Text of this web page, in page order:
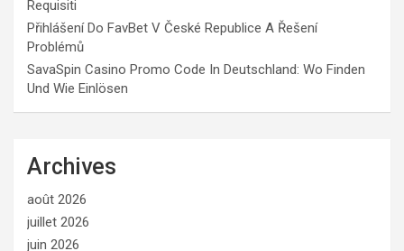
Requisiti
Přihlášení Do FavBet V České Republice A Řešení
Problémů
SavaSpin Casino Promo Code In Deutschland: Wo Finden
Und Wie Einlösen
Archives
août 2026
juillet 2026
juin 2026